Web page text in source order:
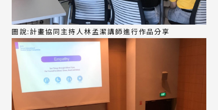
圖說:計畫協同主持人林孟潔講師進行作品分享